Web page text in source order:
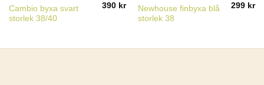
Cambio byxa svart
storlek 38/40
390 kr
Newhouse finbyxa blå
storlek 38
299 kr